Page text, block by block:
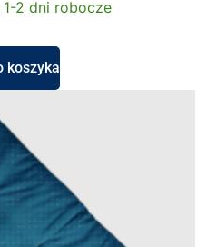
2 dni robocze
koszyka